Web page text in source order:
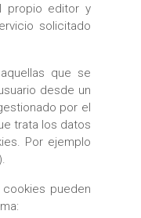
propio editor y
solicitado
que se
desde un
por el
trata los datos
Por ejemplo
pueden